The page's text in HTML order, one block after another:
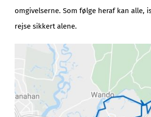
omgivelserne. Som følge heraf kan alle,
rejse sikkert alene.